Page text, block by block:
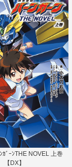
ｶﾞｰﾝTHE NOVEL 上巻
【DX】